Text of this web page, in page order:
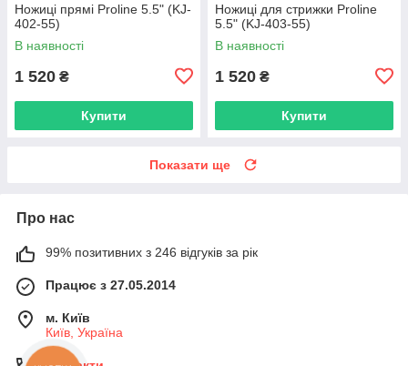
Ножиці прямі Proline 5.5" (KJ-
402-55)
В наявності
1 520 ₴
Купити
Ножиці для стрижки Proline
5.5" (KJ-403-55)
В наявності
1 520 ₴
Купити
Показати ще
Про нас
99% позитивних з 246 відгуків за рік
Працює з 27.05.2014
м. Київ
Київ, Україна